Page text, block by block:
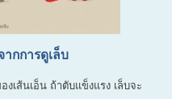
กการดูเล็บ
งเส้นเอ็น ถ้าตับแข็งแรง เล็บจะ